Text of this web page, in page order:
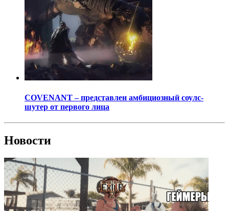
COVENANT – представлен амбициозный соулс-
шутер от первого лица
Новости